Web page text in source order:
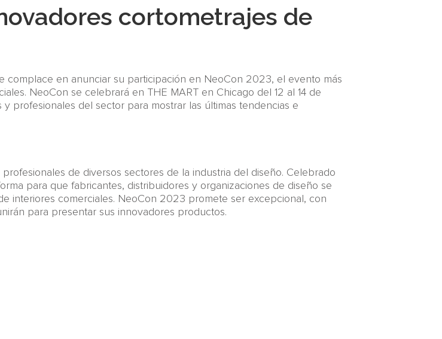
cortometrajes de
complace en anunciar su participación en NeoCon 2023, el evento más
NeoCon se celebrará en THE MART en Chicago del 12 al 14 de
profesionales del sector para mostrar las últimas tendencias e
de diversos sectores de la industria del diseño. Celebrado
para que fabricantes, distribuidores y organizaciones de diseño se
interiores comerciales. NeoCon 2023 promete ser excepcional, con
para presentar sus innovadores productos.